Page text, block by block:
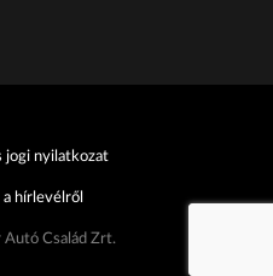
jogi nyilatkozat
Család Zrt.
a hírlevélről